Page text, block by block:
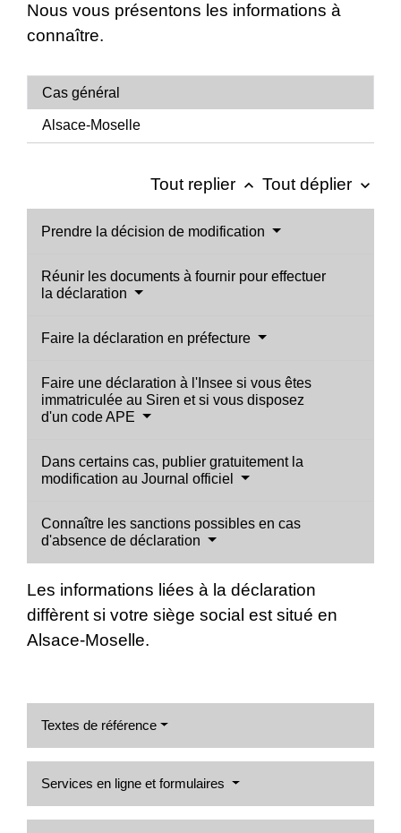
Nous vous présentons les informations à
connaître.
Cas général
Alsace-Moselle
Tout replier keyboard_arrow_up Tout déplier keyboard_arrow_down
Prendre la décision de modification
Réunir les documents à fournir pour effectuer
la déclaration
Faire la déclaration en préfecture
Faire une déclaration à l'Insee si vous êtes
immatriculée au Siren et si vous disposez
d'un code APE
Dans certains cas, publier gratuitement la
modification au Journal officiel
Connaître les sanctions possibles en cas
d'absence de déclaration
Les informations liées à la déclaration
diffèrent si votre siège social est situé en
Alsace-Moselle.
Textes de référence
Services en ligne et formulaires